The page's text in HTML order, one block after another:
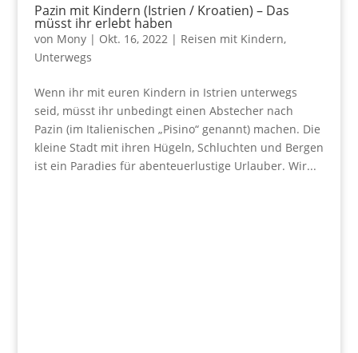
Pazin mit Kindern (Istrien / Kroatien) – Das
müsst ihr erlebt haben
von Mony| Okt. 16, 2022 | Reisen mit Kindern,
Unterwegs
Wenn ihr mit euren Kindern in Istrien unterwegs
seid, müsst ihr unbedingt einen Abstecher nach
Pazin (im Italienischen „Pisino“ genannt) machen. Die
kleine Stadt mit ihren Hügeln, Schluchten und Bergen
ist ein Paradies für abenteuerlustige Urlauber. Wir...